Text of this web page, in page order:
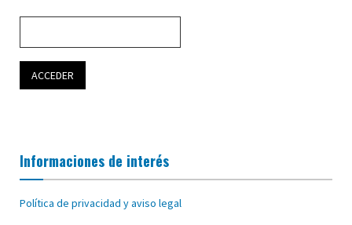
Informaciones de interés
Política de privacidad y aviso legal